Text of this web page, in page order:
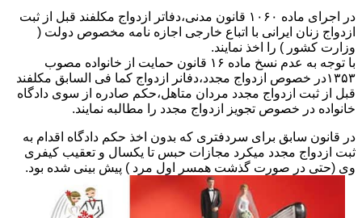
در اجرای ماده ۱۰۶۰ قانون مدنی،دفاتر ازدواج مکلفند قبل از ثبت
ازدواج زنان ایرانی با اتباع خارجی اجازه نامه مخصوص دولت (
وزارت کشور ) را اخذ نمایند.
با توجه به عدم نسخ ماده ۱۶ قانون حمایت از خانواده مصوب
۱۳۵۳در خصوص ازدواج مجدد،دفانر ازدواج کما فی السابق مکلفند
قبل از ثبت ازدواج مجدد مردان متاهل،حکم صادره از سوی دادگاه
خانواده در خصوص تجویز ازدواج مجدد را مطالبه نمایند.
در قانون سابق برای سردفتری که بدون اخذ حکم دادگاه اقدام به
ثبت ازدواج مجدد میکرد مجازات حبس تا یکسال و تعقیب کیفری
وی (حتی در صورت گذشت همسر اول مرد ) پیش بینی شده بود.